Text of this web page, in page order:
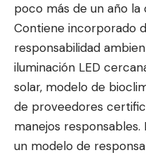
poco más de un año
Contiene incorporado
responsabilidad
iluminación LED
solar, modelo de
de proveedores
manejos responsables.
un modelo de